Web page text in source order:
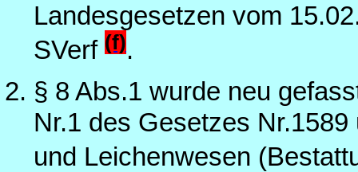
Landesgesetzen vom
SVerf (f).
§ 8 Abs.1 wurde neu
Nr.1 des Gesetzes
und Leichenwesen